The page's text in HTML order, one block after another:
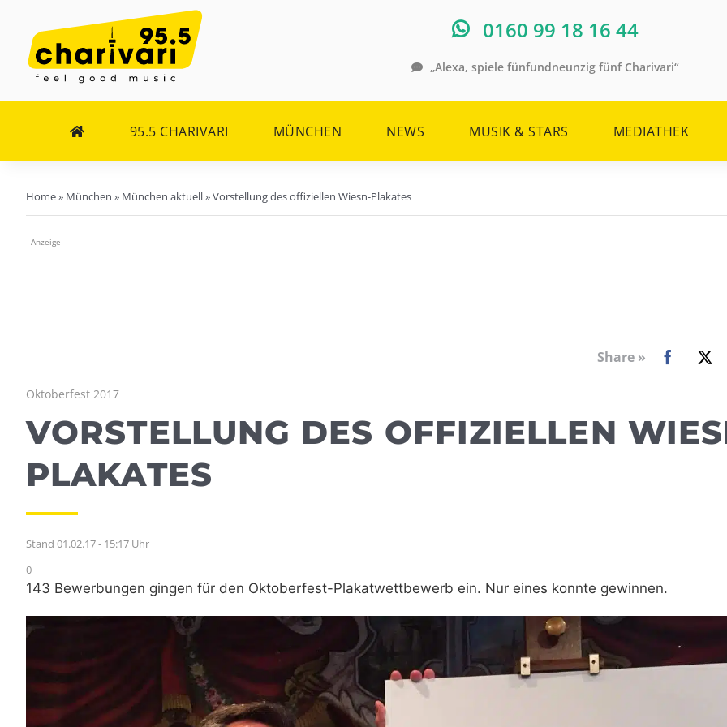
Inhalt
springen
0160 99 18 16 44
„Alexa, spiele fünfundneunzig fünf Charivari“
95.5 CHARIVARI MÜNCHEN NEWS MUSIK & STARS MEDIATHEK
Home» München » München aktuell»Vorstellung des offiziellen Wiesn-Plakates
- Anzeige -
Share »
Oktoberfest 2017
VORSTELLUNG DES OFFIZIELLEN
PLAKATES
Stand 01.02.17 - 15:17 Uhr
0
143 Bewerbungen gingen für den Oktoberfest-Plakatwettbewerb ein. Nur eines konnte gewinnen.